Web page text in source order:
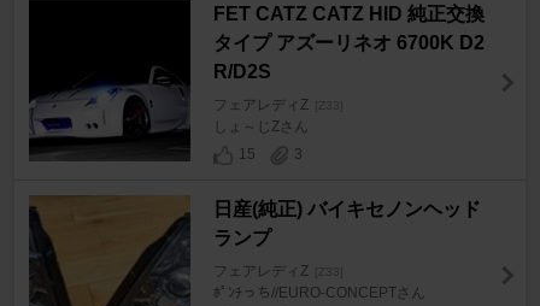
FET CATZ CATZ HID 純正交換
タイプ アズーリネオ 6700K D2
R/D2S
フェアレディZ
しょ～じZさん
15
3
日産(純正) バイキセノンヘッド
ランプ
フェアレディZ [Z33]
ﾎﾟﾝﾁっち//EURO-CONCEPTさん